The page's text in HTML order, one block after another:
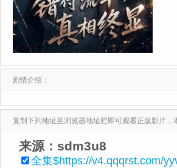
剧情介绍：
复制下列地址至浏览器地址栏即可观看正版影片，
来源：sdm3u8
全集$https://v4.qqqrst.com/